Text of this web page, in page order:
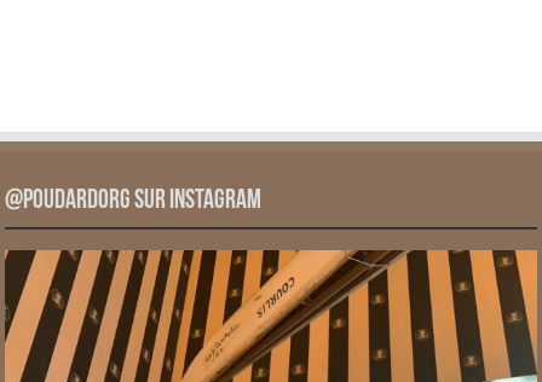
@PoudardOrg sur Instagram